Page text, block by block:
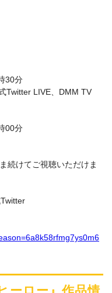
30分
Twitter LIVE、DMM TV
00分
続けてご視聴いただけま